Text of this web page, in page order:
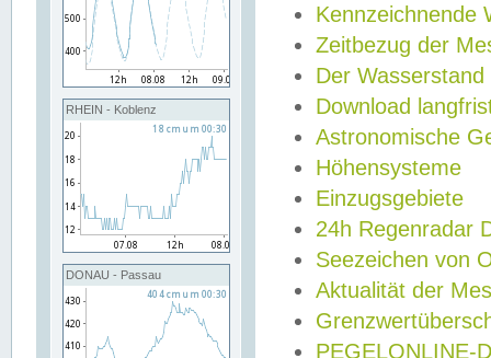
RHEIN - Koblenz
DONAU - Passau
Kennzeichnende
Zeitbezug der
Der Wasserstand
Download
Astronomische
Höhensysteme
Einzugsgebiete
24h Regenradar
Seezeichen von
Aktualität der
PEGELONLINE-